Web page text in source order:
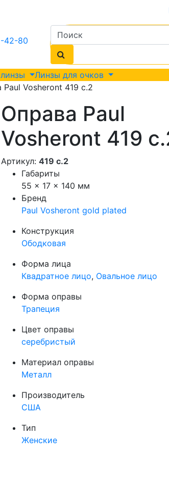
42-80
Линзы для очков
Paul Vosheront 419 с.2
Оправа Paul
Vosheront 419
Артикул: 419 с.2
Габариты
55 × 17 × 140 мм
Бренд
Paul Vosheront gold plated
Конструкция
Ободковая
Форма лица
Квадратное лицо, Овальное лицо
Форма оправы
Трапеция
Цвет оправы
серебристый
Материал оправы
Металл
Производитель
США
Тип
Женские